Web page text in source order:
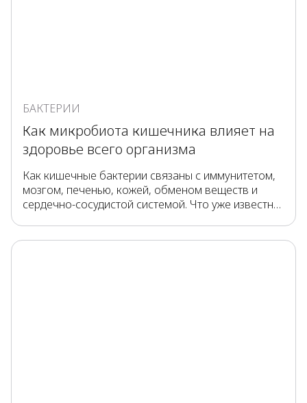
БАКТЕРИИ
Как микробиота кишечника влияет на
здоровье всего организма
Как кишечные бактерии связаны с иммунитетом,
мозгом, печенью, кожей, обменом веществ и
сердечно-сосудистой системой. Что уже известно